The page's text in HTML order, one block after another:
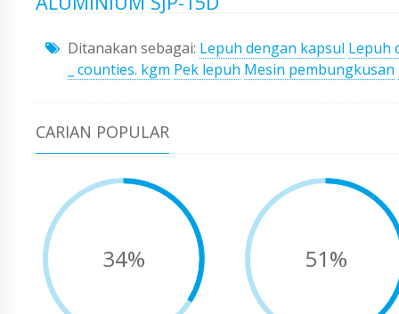
Ditanakan sebagai: Lepuh dengan kapsul Lepuh
_ counties. kgm Pek lepuh Mesin pembungkusan
CARIAN POPULAR
34% 51%